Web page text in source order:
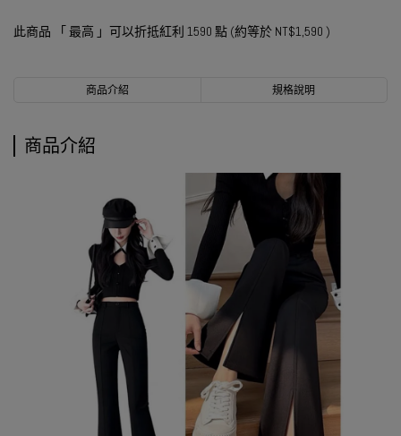
此商品 「 最高 」可以折抵紅利 1590 點 (約等於 NT$1,590 )
商品介紹 規格說明
商品介紹